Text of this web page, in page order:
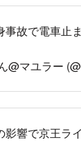
事故で電車止
@マユラー
影響で京王ラ